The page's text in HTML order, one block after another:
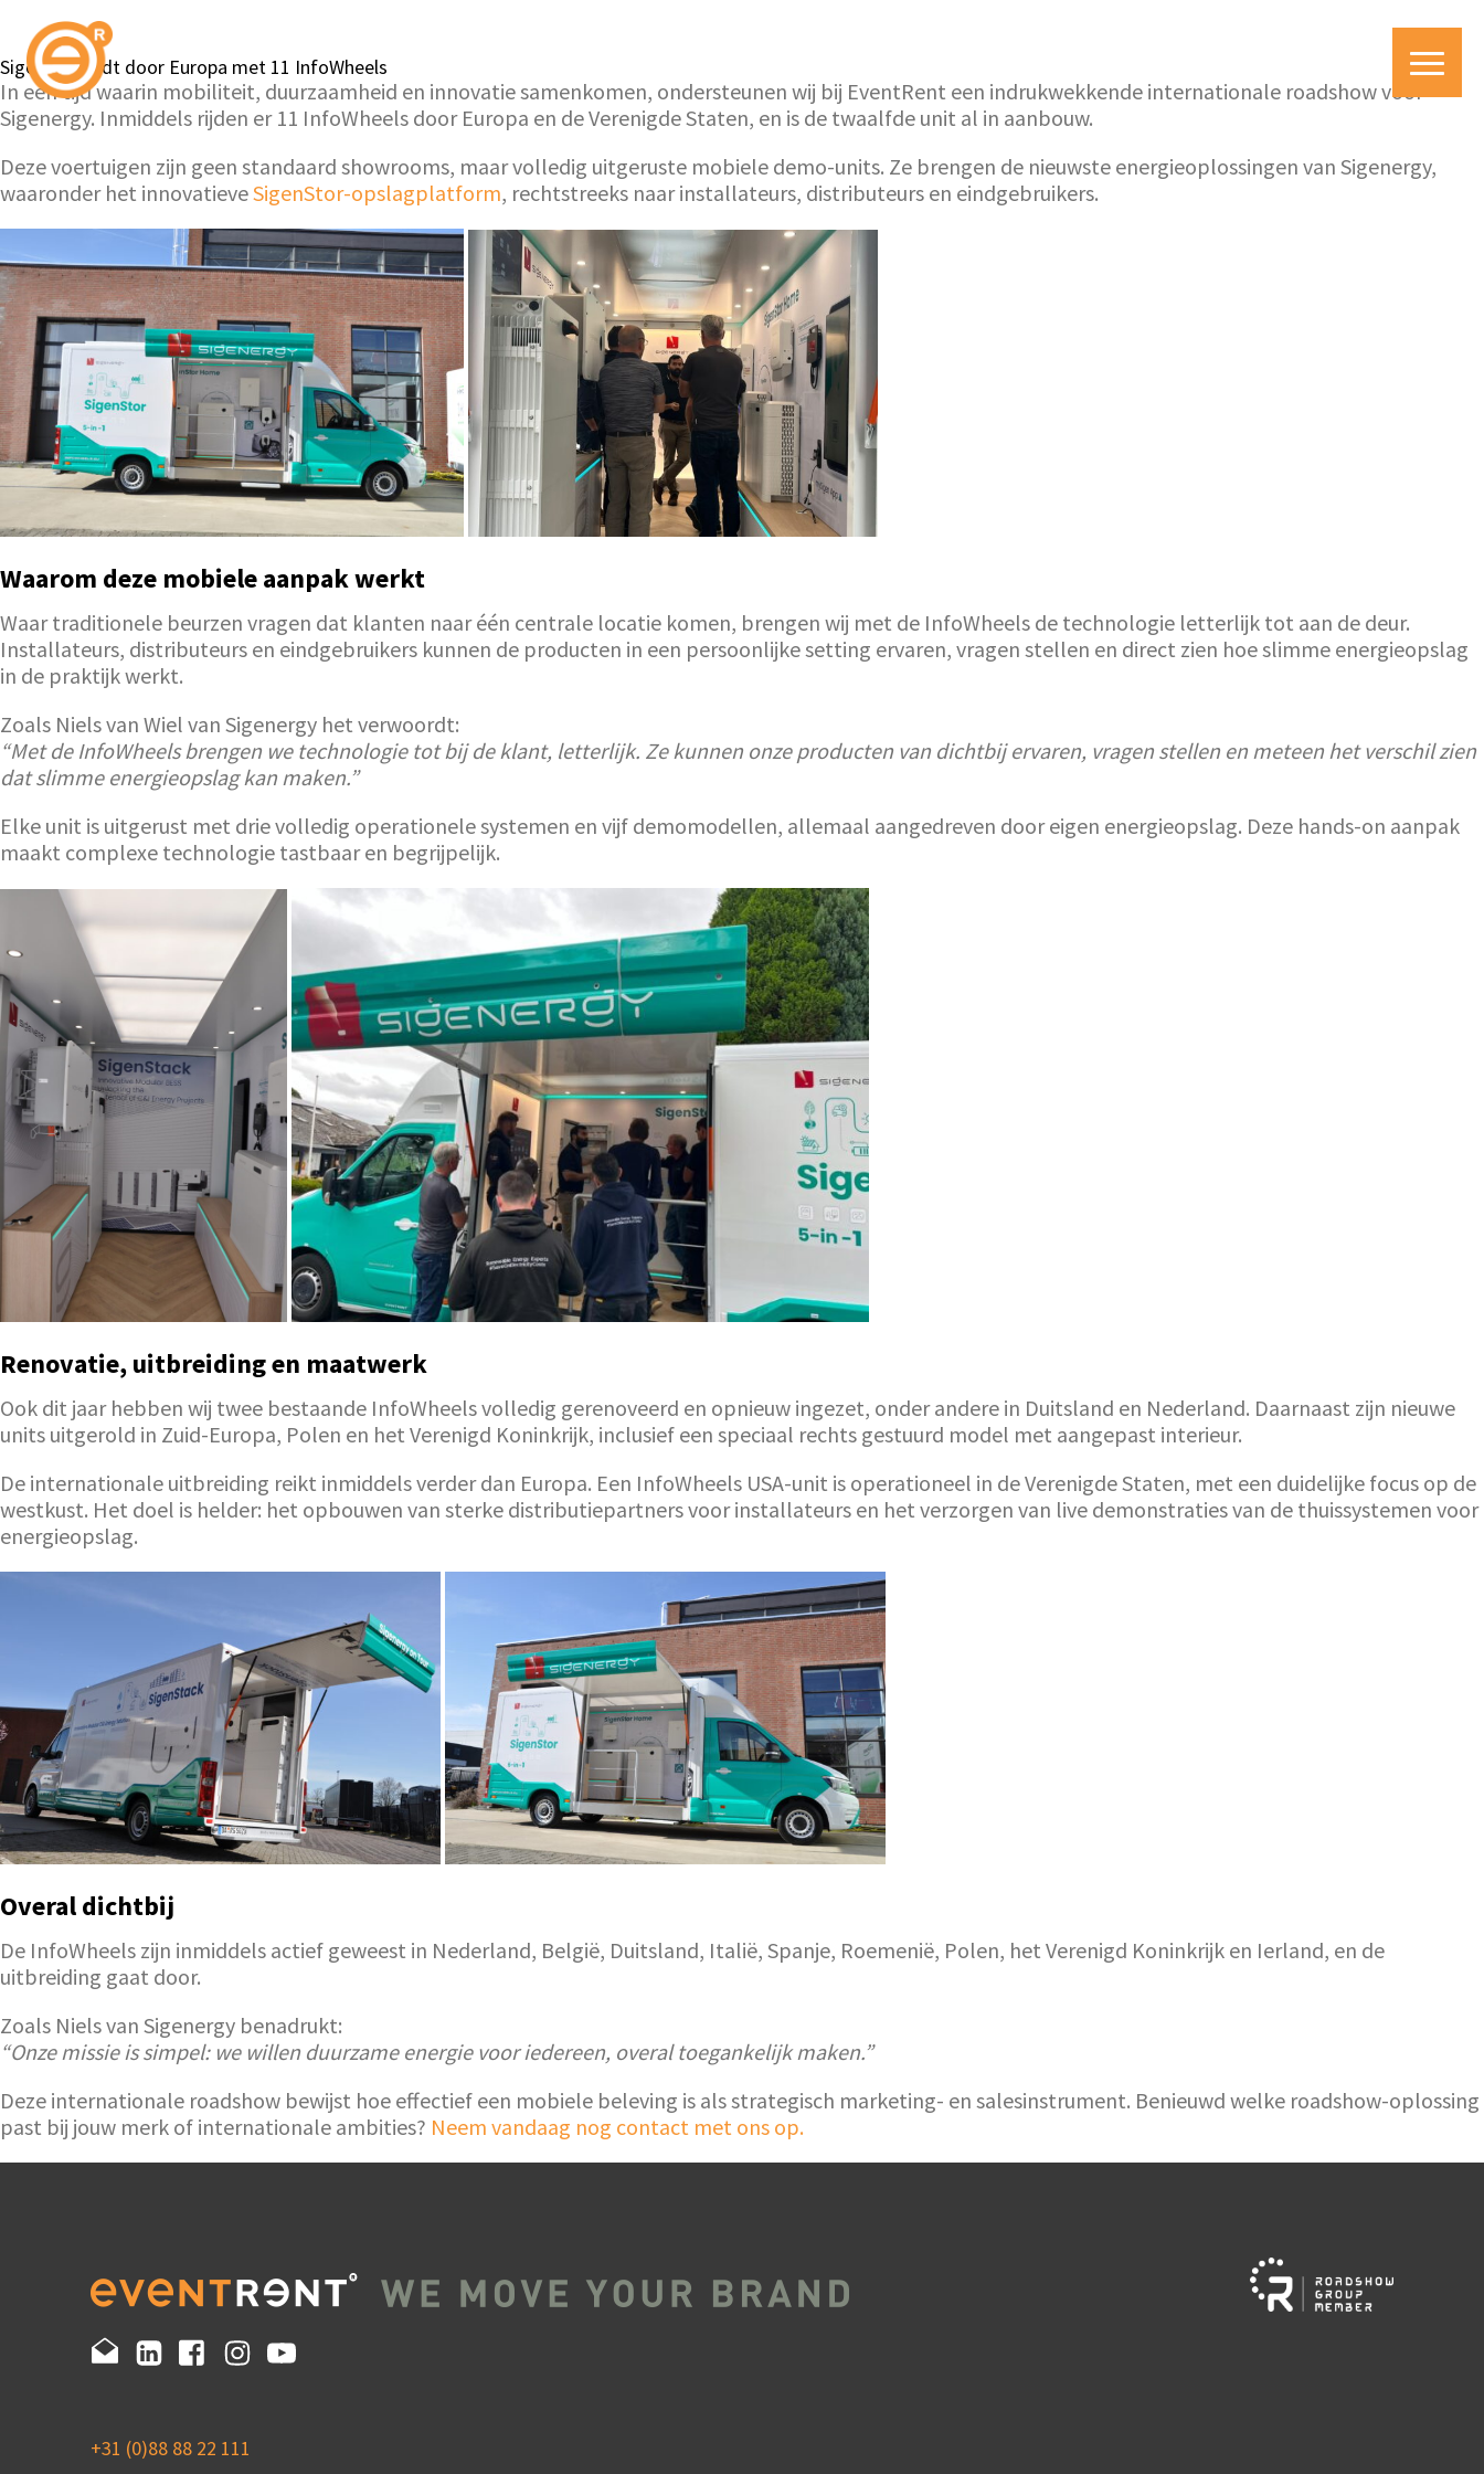
Sigenergy rijdt door Europa met 11 InfoWheels
In een tijd waarin mobiliteit, duurzaamheid en innovatie samenkomen, ondersteunen wij bij EventRent een indrukwekkende internationale roadshow voor
Sigenergy. Inmiddels rijden er 11 InfoWheels door Europa en de Verenigde Staten, en is de twaalfde unit al in aanbouw.
Deze voertuigen zijn geen standaard showrooms, maar volledig uitgeruste mobiele demo-units. Ze brengen de nieuwste energieoplossingen van Sigenergy,
waaronder het innovatieveSigenStor-opslagplatform, rechtstreeks naar installateurs, distributeurs en eindgebruikers.
Waarom deze mobiele aanpak werkt
Waar traditionele beurzen vragen dat klanten naar één centrale locatie komen, brengen wij met de InfoWheels de technologie letterlijk tot aan de deur.
Installateurs, distributeurs en eindgebruikers kunnen de producten in een persoonlijke setting ervaren, vragen stellen en direct zien hoe slimme energieopslag
in de praktijk werkt.
Zoals Niels van Wiel van Sigenergy het verwoordt:
“Met de InfoWheels brengen we technologie tot bij de klant, letterlijk. Ze kunnen onze producten van dichtbij ervaren, vragen stellen en meteen het verschil zien
dat slimme energieopslag kan maken.”
Elke unit is uitgerust met drie volledig operationele systemen en vijf demomodellen, allemaal aangedreven door eigen energieopslag. Deze hands-on aanpak
maakt complexe technologie tastbaar en begrijpelijk.
Renovatie, uitbreiding en maatwerk
Ook dit jaar hebben wij twee bestaande InfoWheels volledig gerenoveerd en opnieuw ingezet, onder andere in Duitsland en Nederland. Daarnaast zijn nieuwe
units uitgerold in Zuid-Europa, Polen en het Verenigd Koninkrijk, inclusief een speciaal rechts gestuurd model met aangepast interieur.
De internationale uitbreiding reikt inmiddels verder dan Europa. Een InfoWheels USA-unit is operationeel in de Verenigde Staten, met een duidelijke focus op de
westkust. Het doel is helder: het opbouwen van sterke distributiepartners voor installateurs en het verzorgen van live demonstraties van de thuissystemen voor
energieopslag.
Overal dichtbij
De InfoWheels zijn inmiddels actief geweest in Nederland, België, Duitsland, Italië, Spanje, Roemenië, Polen, het Verenigd Koninkrijk en Ierland, en de
uitbreiding gaat door.
Zoals Niels van Sigenergy benadrukt:
“Onze missie is simpel: we willen duurzame energie voor iedereen, overal toegankelijk maken.”
Deze internationale roadshow bewijst hoe effectief een mobiele beleving is als strategisch marketing- en salesinstrument. Benieuwd welke roadshow-oplossing
past bij jouw merk of internationale ambities? Neem vandaag nog contact met ons op.
+31 (0)88 88 22 111